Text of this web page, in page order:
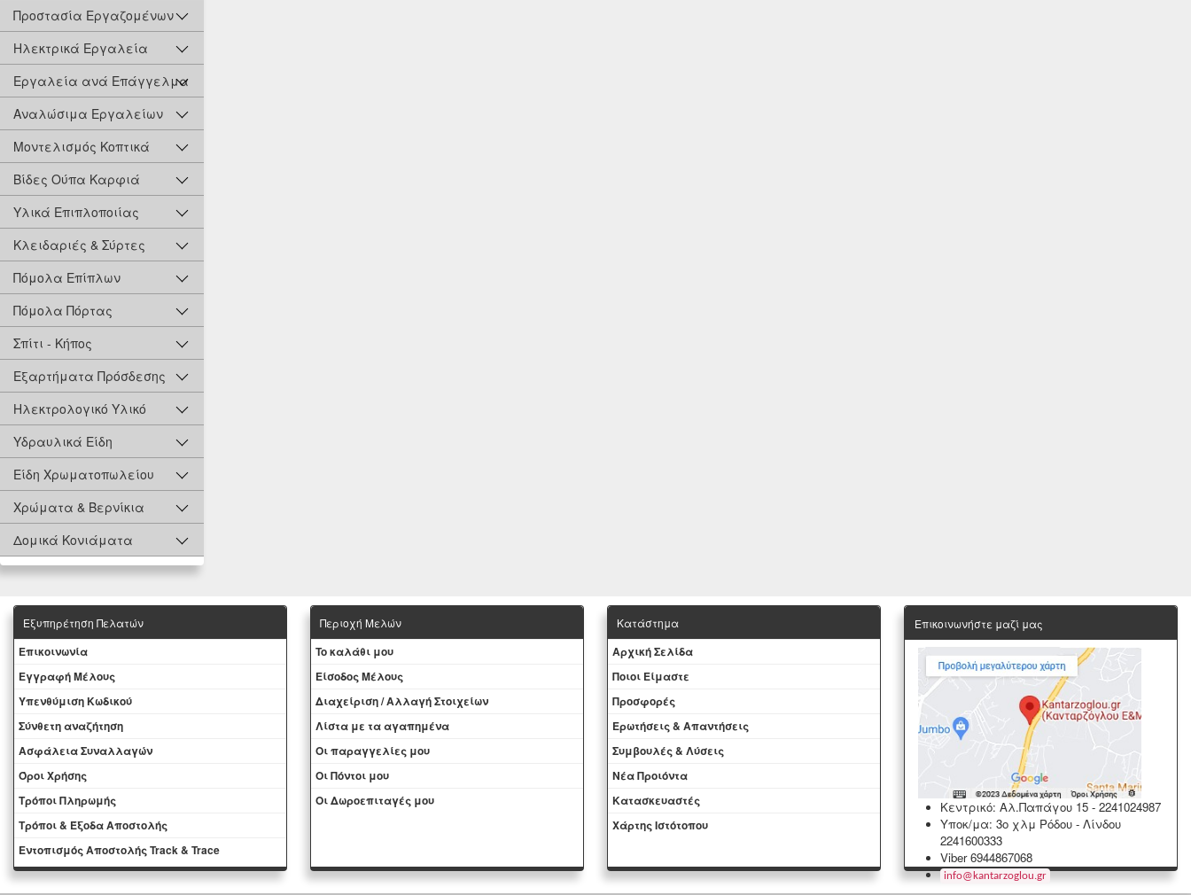
Προστασία Εργαζομένων
Ηλεκτρικά Εργαλεία
Εργαλεία ανά Επάγγελμα
Αναλώσιμα Εργαλείων
Μοντελισμός Κοπτικά
Βίδες Ούπα Καρφιά
Υλικά Επιπλοποιίας
Κλειδαριές & Σύρτες
Πόμολα Επίπλων
Πόμολα Πόρτας
Σπίτι - Κήπος
Εξαρτήματα Πρόσδεσης
Ηλεκτρολογικό Υλικό
Υδραυλικά Είδη
Είδη Χρωματοπωλείου
Χρώματα & Βερνίκια
Δομικά Κονιάματα
Εξυπηρέτηση Πελατών
Eπικοινωνία
Εγγραφή Μέλους
Yπενθύμιση Κωδικού
Σύνθετη αναζήτηση
Ασφάλεια Συναλλαγών
Όροι Χρήσης
Τρόποι Πληρωμής
Τρόποι & Έξοδα Αποστολής
Εντοπισμός Αποστολής Track & Trace
Περιοχή Mελών
To καλάθι μου
Eίσοδος Μέλους
Διαχείριση / Aλλαγή Στοιχείων
Λίστα με τα αγαπημένα
Oι παραγγελίες μου
Οι Πόντοι μου
Oι Δωροεπιταγές μου
Κατάστημα
Aρχική Σελίδα
Ποιοι Είμαστε
Προσφορές
Ερωτήσεις & Απαντήσεις
Συμβουλές & Λύσεις
Νέα Προιόντα
Kατασκευαστές
Χάρτης Ιστότοπου
Επικοινωνήστε μαζί μας
Κεντρικό: Αλ.Παπάγου 15 -2241024987
Υποκ/μα: 3ο χλμ Ρόδου - Λίνδου
2241600333
Viber 6944867068
info@ kantarzoglou.gr